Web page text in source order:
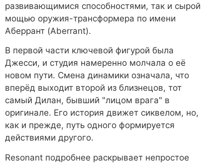
развивающимися способностями, так и сырой
мощью оружия-трансформера по имени
Аберрант (Aberrant).
В первой части ключевой фигурой была
Джесси, и студия намеренно молчала о её
новом пути. Смена динамики означала, что
вперёд выходит второй из близнецов, тот
самый Дилан, бывший "лицом врага" в
оригинале. Его история движет сиквелом, но,
как и прежде, путь одного формируется
действиями другого.
Resonant подробнее раскрывает непростое